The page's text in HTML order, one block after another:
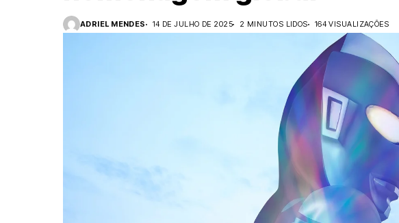
ADRIEL MENDES 14 DE JULHO DE 2025 2 MINUTOS LIDOS 164 VISUALIZAÇÕES